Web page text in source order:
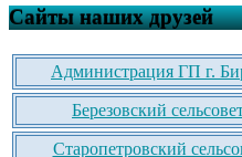
Сайты наших друзей
Администрация ГП г.
Березовский
Старопетровский